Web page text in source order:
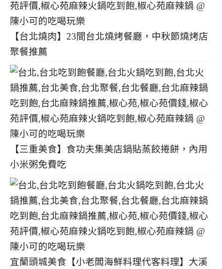
【台北燒肉】23間台北燒烤餐廳，中秋節燒烤店
聚餐推薦
【三重美食】食功夫集美店鍋貼蒸餃捲餅，內用
小米粥免費吃
宜蘭頭城美食【小老闆海鮮料理代客料理】大溪